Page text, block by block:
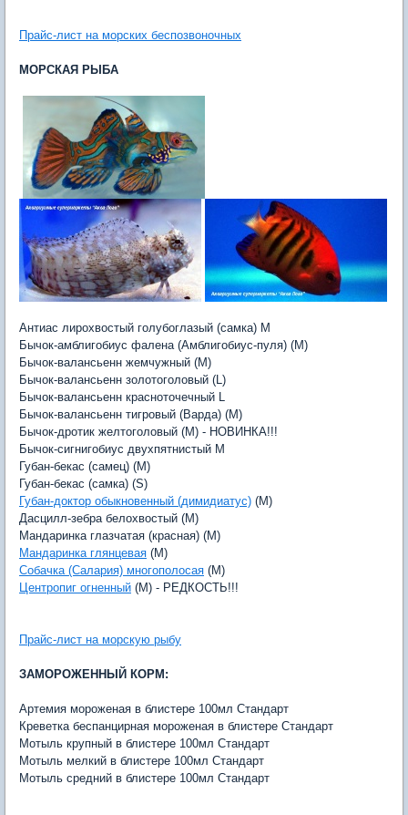
Прайс-лист на морских беспозвоночных
МОРСКАЯ РЫБА
Антиас лирохвостый голубоглазый (самка) M
Бычок-амблигобиус фалена (Амблигобиус-пуля) (M)
Бычок-валансьенн жемчужный (M)
Бычок-валансьенн золотоголовый (L)
Бычок-валансьенн красноточечный L
Бычок-валансьенн тигровый (Варда) (M)
Бычок-дротик желтоголовый (M) - НОВИНКА!!!
Бычок-сигнигобиус двухпятнистый M
Губан-бекас (самец) (M)
Губан-бекас (самка) (S)
Губан-доктор обыкновенный (димидиатус) (M)
Дасцилл-зебра белохвостый (M)
Мандаринка глазчатая (красная) (M)
Мандаринка глянцевая (M)
Собачка (Салария) многополосая (M)
Центропиг огненный (M) - РЕДКОСТЬ!!!
Прайс-лист на морскую рыбу
ЗАМОРОЖЕННЫЙ КОРМ:
Артемия мороженая в блистере 100мл Стандарт
Креветка беспанцирная мороженая в блистере Стандарт
Мотыль крупный в блистере 100мл Стандарт
Мотыль мелкий в блистере 100мл Стандарт
Мотыль средний в блистере 100мл Стандарт